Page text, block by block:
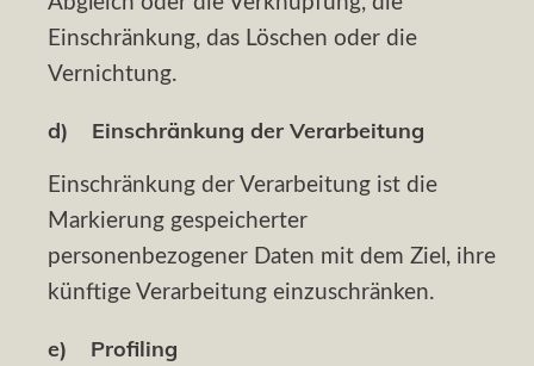
Einschränkung, das Löschen oder die
Vernichtung.
d) Einschränkung der Verarbeitung
Einschränkung der Verarbeitung ist die
Markierung gespeicherter
personenbezogener Daten mit dem Ziel, ihre
künftige Verarbeitung einzuschränken.
e) Profiling